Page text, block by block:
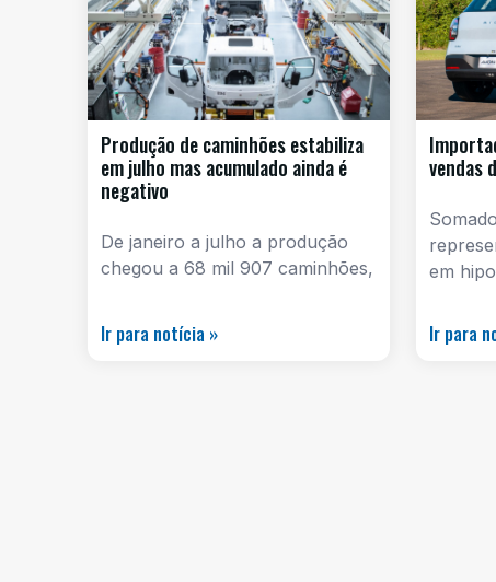
Produção de caminhões estabiliza
em julho mas acumulado ainda é
negativo
De janeiro a julho a produção
chegou a 68 mil 907 caminhões,
Ir para notícia »
vendas
em
Ir para